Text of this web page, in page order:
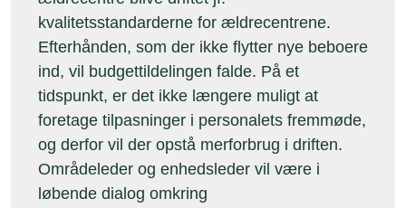
kvalitetsstandarderne for ældrecentrene.
Efterhånden, som der ikke flytter nye beboere
ind, vil budgettildelingen falde. På et
tidspunkt, er det ikke længere muligt at
foretage tilpasninger i personalets fremmøde,
og derfor vil der opstå merforbrug i driften.
Områdeleder og enhedsleder vil være i
løbende dialog omkring